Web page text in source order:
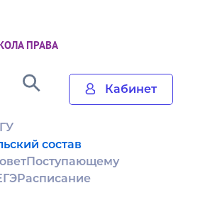
ПРАВА
Кабинет
состав
Поступающему
Расписание